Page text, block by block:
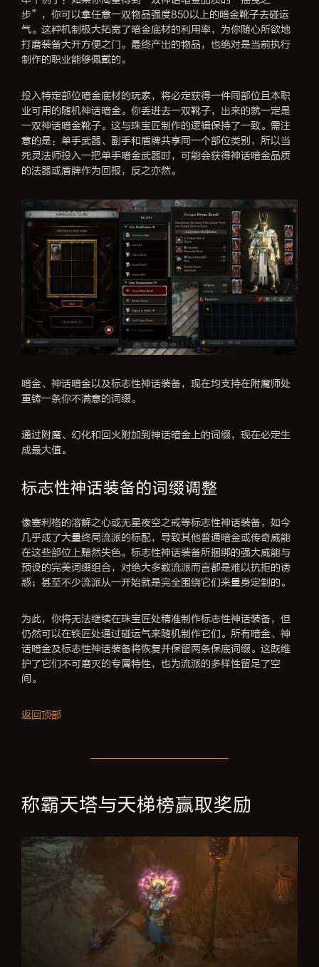
步”，你可以拿任意一双物品强度850以上的暗金靴子去碰运
气。这种机制极大拓宽了暗金底材的利用率，为你随心所欲地
打磨装备大开方便之门。最终产出的物品，也绝对是当前执行
制作的职业能够佩戴的。
投入特定部位暗金底材的玩家，将必定获得一件同部位且本职
业可用的随机神话暗金。你丢进去一双靴子，出来的就一定是
一双神话暗金靴子。这与珠宝匠制作的逻辑保持了一致。需注
意的是：单手武器、副手和盾牌共享同一个部位类别，所以当
死灵法师投入一把单手暗金武器时，可能会获得神话暗金品质
的法器或盾牌作为回报，反之亦然。
暗金、神话暗金以及标志性神话装备，现在均支持在附魔师处
重铸一条你不满意的词缀。
通过附魔、幻化和回火附加到神话暗金上的词缀，现在必定生
成最大值。
标志性神话装备的词缀调整
像塞利格的溶解之心或无星夜空之戒等标志性神话装备，如今
几乎成了大量终局流派的标配，导致其他普通暗金或传奇威能
在这些部位上黯然失色。标志性神话装备所捆绑的强大威能与
预设的完美词缀组合，对绝大多数流派而言都是难以抗拒的诱
惑；甚至不少流派从一开始就是完全围绕它们来量身定制的。
为此，你将无法继续在珠宝匠处精准制作标志性神话装备，但
仍然可以在铁匠处通过碰运气来随机制作它们。所有暗金、神
话暗金及标志性神话装备将恢复并保留两条保底词缀。这既维
护了它们不可磨灭的专属特性，也为流派的多样性留足了空
间。
返回顶部
称霸天塔与天梯榜赢取奖励